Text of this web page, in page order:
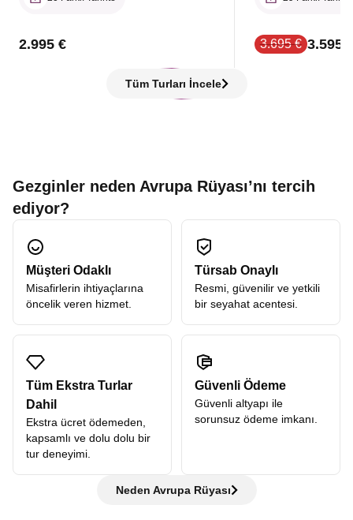
2.995 € 3.695 € 3.595
Tüm Turları İncele
Gezginler neden Avrupa Rüyası’nı tercih
ediyor?
Müşteri Odaklı
Misafirlerin ihtiyaçlarına
öncelik veren hizmet.
Türsab Onaylı
Resmi, güvenilir ve yetkili
bir seyahat acentesi.
Tüm Ekstra Turlar
Dahil
Ekstra ücret ödemeden,
kapsamlı ve dolu dolu bir
tur deneyimi.
Güvenli Ödeme
Güvenli altyapı ile
sorunsuz ödeme imkanı.
Neden Avrupa Rüyası